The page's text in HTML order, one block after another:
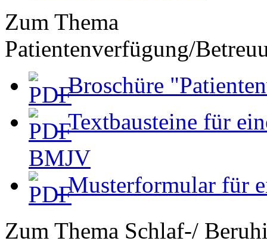
Zum Thema
Patientenverfügung/
Broschüre
Textbausteine für
BMJV
Musterformular für
Zum Thema Schlaf-/